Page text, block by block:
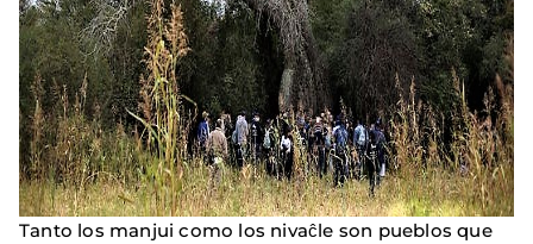
Tanto los manjui como los nivaĉle son pueblos que